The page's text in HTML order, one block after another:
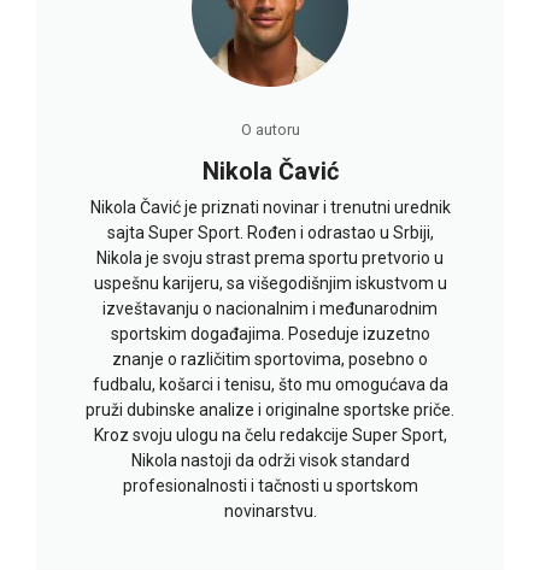
O autoru
Nikola Čavić
Nikola Čavić je priznati novinar i trenutni urednik
sajta Super Sport. Rođen i odrastao u Srbiji,
Nikola je svoju strast prema sportu pretvorio u
uspešnu karijeru, sa višegodišnjim iskustvom u
izveštavanju o nacionalnim i međunarodnim
sportskim događajima. Poseduje izuzetno
znanje o različitim sportovima, posebno o
fudbalu, košarci i tenisu, što mu omogućava da
pruži dubinske analize i originalne sportske priče.
Kroz svoju ulogu na čelu redakcije Super Sport,
Nikola nastoji da održi visok standard
profesionalnosti i tačnosti u sportskom
novinarstvu.